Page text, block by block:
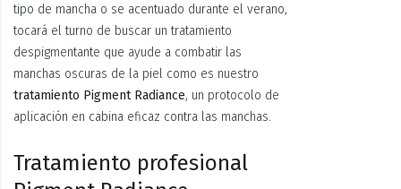
tipo de mancha o se acentuado durante el verano,
tocará el turno de buscar un tratamiento
despigmentante que ayude a combatir las
manchas oscuras de la piel como es nuestro
tratamiento Pigment Radiance, un protocolo de
aplicación en cabina eficaz contra las manchas.
Tratamiento profesional